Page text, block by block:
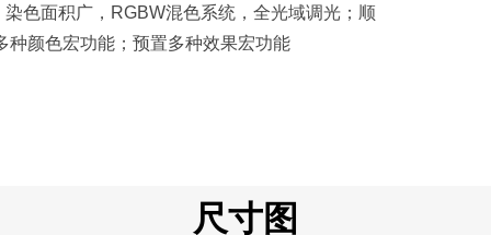
色面积广，RGBW混色系统，全光域调光；顺
种颜色宏功能；预置多种效果宏功能
尺寸图